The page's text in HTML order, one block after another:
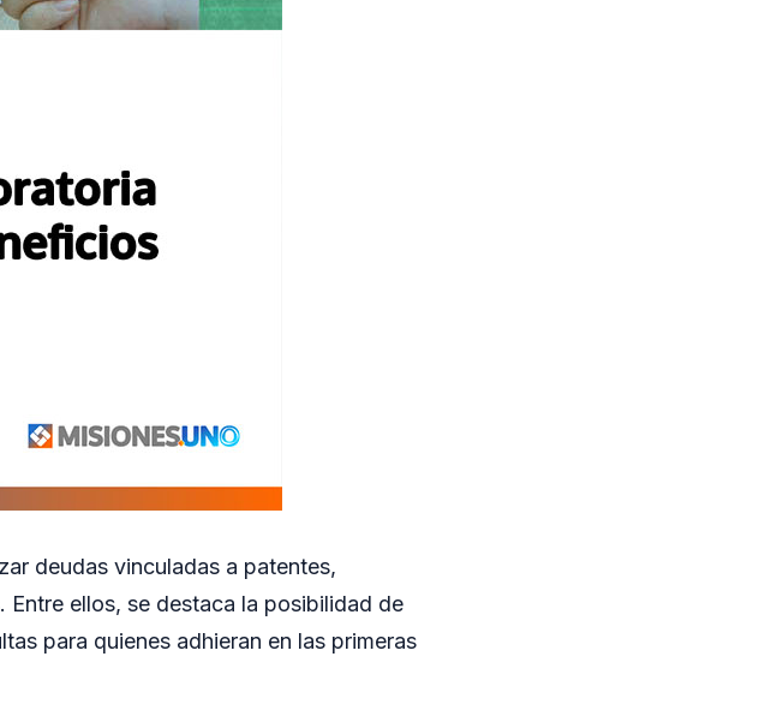
deudas vinculadas a patentes,
ellos, se destaca la posibilidad de
para quienes adhieran en las primeras